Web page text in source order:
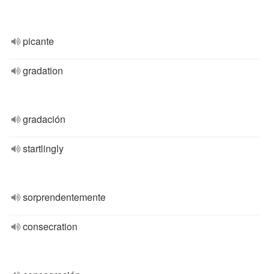
picante
gradation
gradación
startlingly
sorprendentemente
consecration